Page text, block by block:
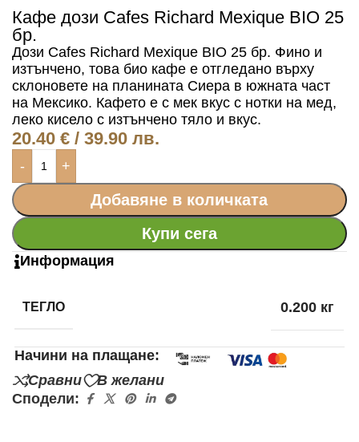
Кафе дози Cafes Richard Mexique BIO 25
бр.
Дози Cafes Richard Mexique BIO 25 бр. Фино и
изтънчено, това био кафе е отгледано върху
склоновете на планината Сиера в южната част
на Мексико. Кафето е с мек вкус с нотки на мед,
леко кисело с изтънчено тяло и вкус.
20.40 € / 39.90 лв.
- +
Добавяне в количката
Купи сега
Информация
ТЕГЛО 0.200 кг
Начини на плащане:
Сравни
В желани
Сподели: